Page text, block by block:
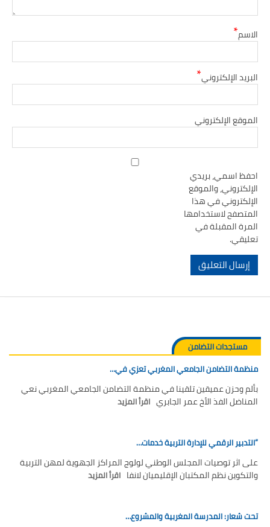
الاسم*
البريد الإلكتروني*
الموقع الإلكتروني
احفظ اسمي، بريدي
الإلكتروني، والموقع
الإلكتروني في هذا
المتصفح لاستخدامها
المرة المقبلة في
تعليقي.
مستجدات التضامن
منظمة التضامن الجامعي المغربي تعزي في…
بألم وحزن عميقين تلقينا في منظمة التضامن الجامعي المغربي نعي
المناضل الفذ الأخ عمر الجابري اقرأ المزيد
“التدبير الرقمي للإدارة التربية خدمات…
على اثر توصيات المجلس الوطني لولوج المراكز الجهوية لمهن التربية
والتكوين نظم المكتبان الإقليميان لانفا اقرأ المزيد
تحت شعار: المدرسة المغربية والمشروع…